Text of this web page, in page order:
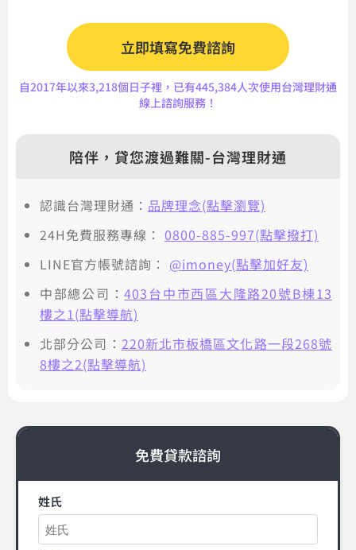
立即填寫免費諮詢
自2017年以來3,218個日子裡，已有445,384人次使用台灣理財通
線上諮詢服務！
陪伴，貸您渡過難關-台灣理財通
認識台灣理財通： 品牌理念(點擊瀏覽)
24H免費服務專線： 0800-885-997(點擊撥打)
LINE官方帳號諮詢： @imoney(點擊加好友)
中部總公司：403台中市西區大隆路20號B棟13
樓之1(點擊導航)
北部分公司： 220新北市板橋區文化路一段268號
8樓之2(點擊導航)
免費貸款諮詢
姓氏